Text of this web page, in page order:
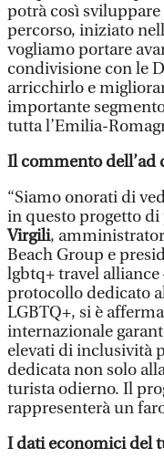
potrà così
percorso, iniziato
vogliamo portare
condivisione con le
arricchirlo e
importante
tutta l’Emilia-
Il commento dell’ad
“Siamo onorati di
in questo progetto
Virgili,
Beach Group e
lgbtq+ travel
protocollo dedicato
LGBTQ+, si è
internazionale
elevati di inclusività
dedicata non solo
turista odierno. Il
rappresenterà un
I dati economici del